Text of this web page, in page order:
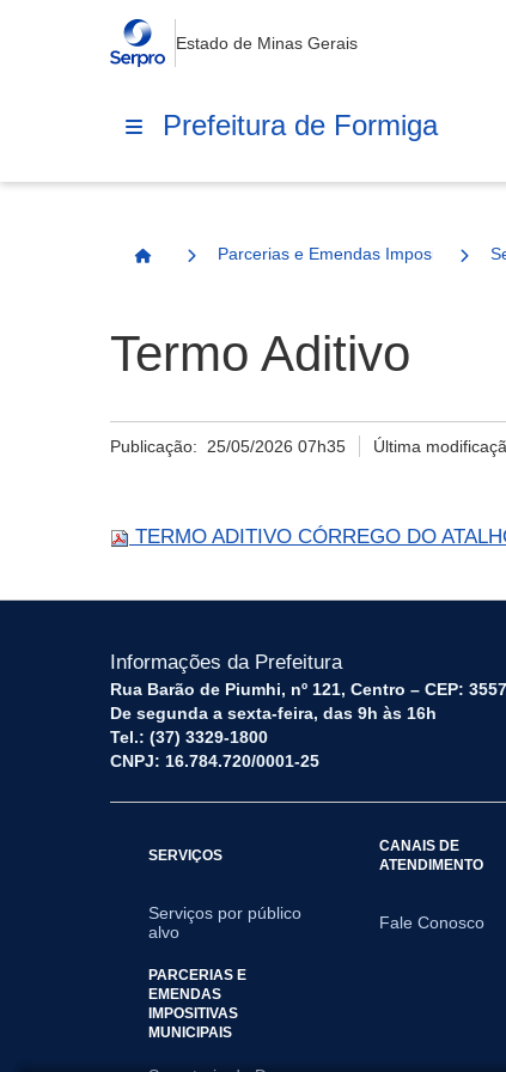
Estado de Minas Gerais
Prefeitura de Formiga
Página Inicial
Parcerias e Emendas Impositivas
Termo Aditivo
Publicação: 25/05/2026 07h35 Última
TERMO ADITIVO CÓRREGO DO
Informações da Prefeitura
Rua Barão de Piumhi, nº 121, Centro – CEP:
De segunda a sexta-feira, das 9h às 16h
Tel.: (37) 3329-1800
CNPJ: 16.784.720/0001-25
SERVIÇOS
Serviços por público
alvo
CANAIS DE
ATENDIMENTO
Fale Conosco
PARCERIAS E
EMENDAS
IMPOSITIVAS
MUNICIPAIS